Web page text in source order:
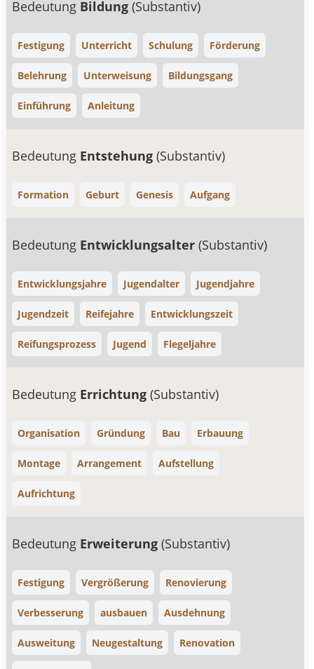
Bedeutung Bildung(Substantiv)
Festigung Unterricht Schulung Förderung
Belehrung Unterweisung Bildungsgang
Einführung Anleitung
Bedeutung Entstehung(Substantiv)
Formation Geburt Genesis Aufgang
Bedeutung Entwicklungsalter(Substantiv)
Entwicklungsjahre Jugendalter Jugendjahre
Jugendzeit Reifejahre Entwicklungszeit
Reifungsprozess Jugend Flegeljahre
Bedeutung Errichtung(Substantiv)
Organisation Gründung Bau Erbauung
Montage Arrangement Aufstellung
Aufrichtung
Bedeutung Erweiterung(Substantiv)
Festigung Vergrößerung Renovierung
Verbesserung ausbauen Ausdehnung
Ausweitung Neugestaltung Renovation